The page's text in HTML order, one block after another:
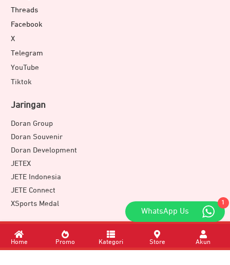
Threads
Facebook
X
Telegram
YouTube
Tiktok
Jaringan
Doran Group
Doran Souvenir
Doran Development
JETEX
JETE Indonesia
JETE Connect
XSports Medal
Download Apps
1
WhatsApp Us
Home Promo Kategori Store Akun